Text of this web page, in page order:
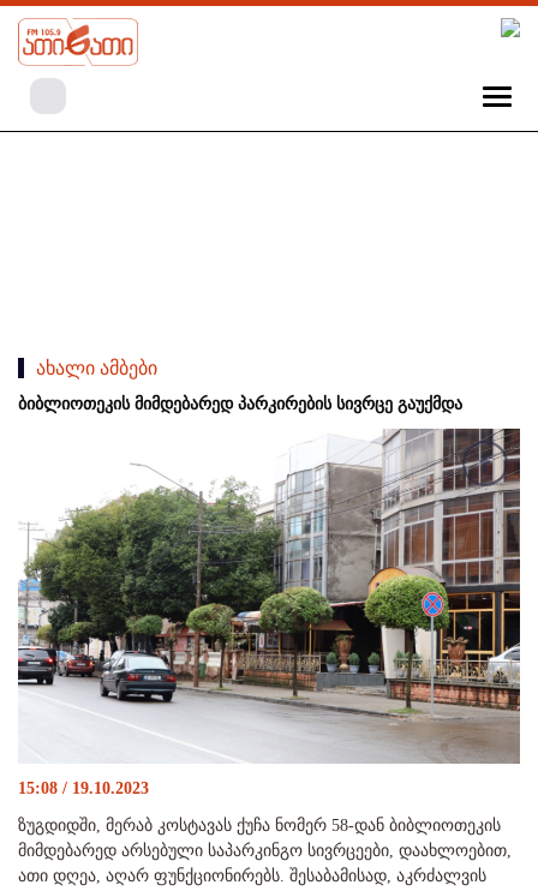
ახალი ამბები
ბიბლიოთეკის მიმდებარედ პარკირების სივრცე გაუქმდა
15:08 / 19.10.2023
ზუგდიდში, მერაბ კოსტავას ქუჩა ნომერ 58-დან ბიბლიოთეკის
მიმდებარედ არსებული საპარკინგო სივრცეები, დაახლოებით,
ათი დღეა, აღარ ფუნქციონირებს. შესაბამისად, აკრძალვის